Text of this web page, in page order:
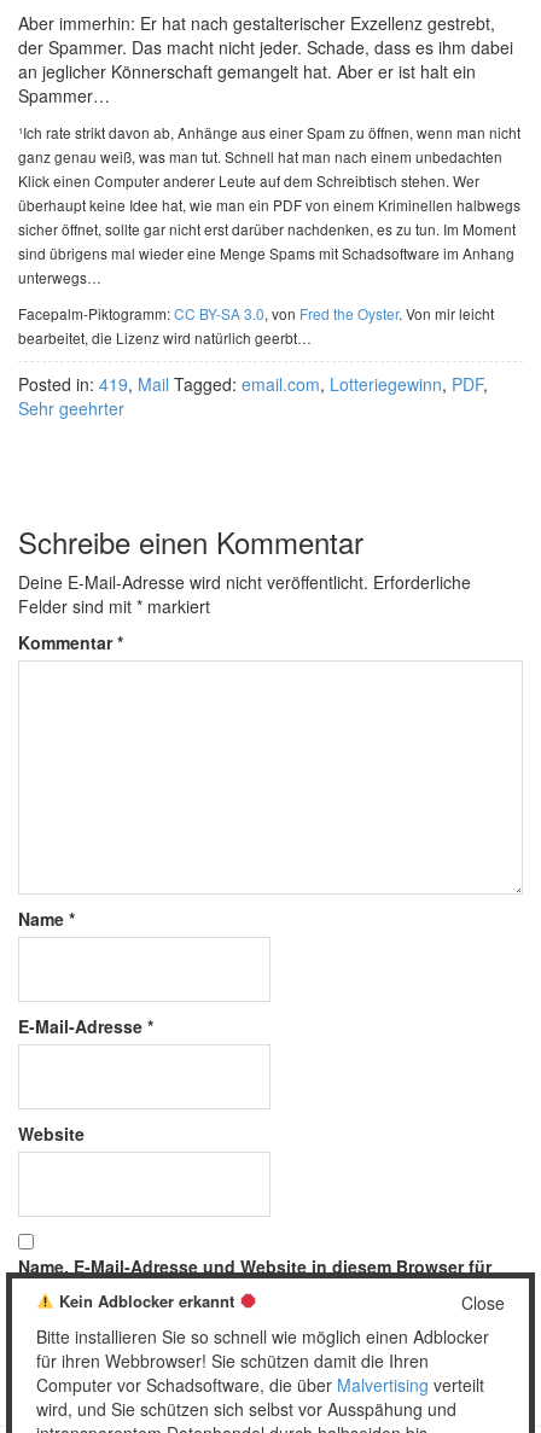
Aber immerhin: Er hat nach gestalterischer Exzellenz gestrebt,
der Spammer. Das macht nicht jeder. Schade, dass es ihm dabei
an jeglicher Könnerschaft gemangelt hat. Aber er ist halt ein
Spammer…
¹Ich rate strikt davon ab, Anhänge aus einer Spam zu öffnen, wenn man nicht
ganz genau weiß, was man tut. Schnell hat man nach einem unbedachten
Klick einen Computer anderer Leute auf dem Schreibtisch stehen. Wer
überhaupt keine Idee hat, wie man ein PDF von einem Kriminellen halbwegs
sicher öffnet, sollte gar nicht erst darüber nachdenken, es zu tun. Im Moment
sind übrigens mal wieder eine Menge Spams mit Schadsoftware im Anhang
unterwegs…
Facepalm-Piktogramm:CC BY-SA 3.0, von Fred the Oyster. Von mir leicht
bearbeitet, die Lizenz wird natürlich geerbt…
Posted in: 419, Mail Tagged: email.com, Lotteriegewinn, PDF,
Sehr geehrter
Schreibe einen Kommentar
Deine E-Mail-Adresse wird nicht veröffentlicht. Erforderliche
Felder sind mit * markiert
Kommentar*
Name *
E-Mail-Adresse *
Website
Name, E-Mail-Adresse und Website in diesem Browser für
meinen nächsten Kommentar speichern.
Close
Kein Adblocker erkannt
Bitte installieren Sie so schnell wie möglich einen Adblocker
für ihren Webbrowser! Sie schützen damit die Ihren
Computer vor Schadsoftware, die über Malvertising verteilt
wird, und Sie schützen sich selbst vor Ausspähung und